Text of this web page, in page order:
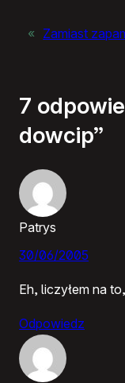
« Zamiast
7
dowcip”
Patrys
30/06/2005
Eh, liczyłem na
Odpowiedz